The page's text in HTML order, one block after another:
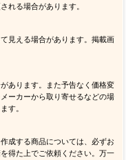
れる場合があります。
見える場合があります。掲載画
あります。また予告なく価格変
ーカーから取り寄せるなどの場
す。
成する商品については、必ずお
得た上でご依頼ください。万一